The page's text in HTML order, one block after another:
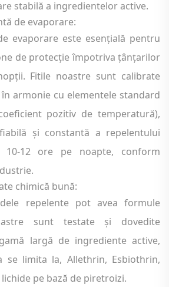
stabilă a ingredientelor active.
de evaporare:
evaporare este esențială pentru
de protecție împotriva țânțarilor
Fitile noastre sunt calibrate
armonie cu elementele standard
pozitiv de temperatură),
și constantă a repelentului
12 ore pe noapte, conform
chimică bună:
repelente pot avea formule
sunt testate și dovedite
largă de ingrediente active,
se limita la, Allethrin, Esbiothrin,
pe bază de piretroizi.